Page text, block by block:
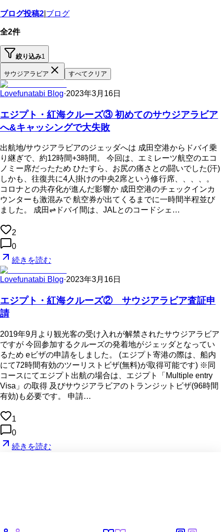
ブログ投稿2 ブログ
全2件
絞り込み1
サウジアラビア すべてクリア
Lovefunatabi Blog·2023年3月16日
エジプト・紅海クルーズ③ 初めてのサウジアラビア
へ&キャッシングで大失敗
出航地/サウジアラビアのジェッダへは 成田空港からドバイ乗
り継ぎで、約12時間+3時間。 今回は、エミレーツ航空のエコ
ノミー席だったため ひたすら、お尻の痛さとの闘いでした(汗)
しかも、往復共に4人掛けの中央2席という修行席、、、、。
コロナとの共存化が進んだ影響か 成田空港のチェックインカ
ウンターも激混みで 航空券が出てくるまでに一時間半程並び
ました。 成田⇌ドバイ間は、JALとのコードシェ…
2
0
続きを読む
Lovefunatabi Blog·2023年3月16日
エジプト・紅海クルーズ② サウジアラビア査証申
請
2019年9月より観光客の受け入れが解禁されたサウジアラビア
ですが 今回参加するクルーズの発着地がジェッダとなってい
るため eビザの申請をしました。 (エジプト寄港の際は、船内
にて72時間有効のツーリストビザ(無料)が取得可能です) ※同
コースにてエジプト出航の場合は、エジプト「Multiple entry
Visa」の取得 及びサウジアラビアのトランジットビザ(96時間
有効)も必要です。 申請…
1
0
続きを読む